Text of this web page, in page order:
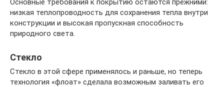
Основные требования к покрытию остаются прежними:
низкая теплопроводность для сохранения тепла внутри
конструкции и высокая пропускная способность
природного света.
Стекло
Стекло в этой сфере применялось и раньше, но теперь
технология «флоат» сделала возможным заливать его